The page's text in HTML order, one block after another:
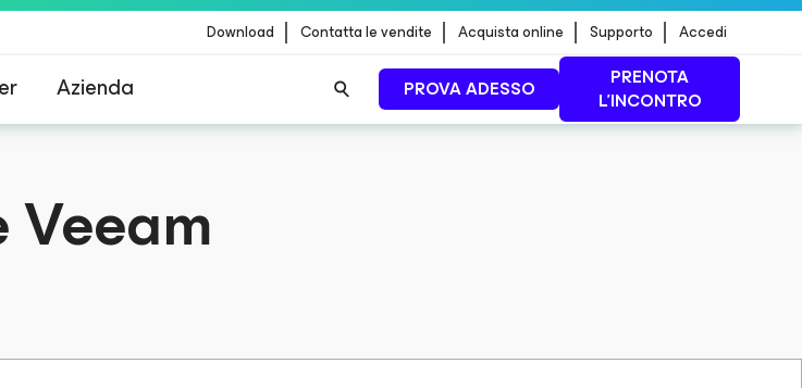
Download Contatta le vendite Acquista online Supporto Accedi
Azienda PROVA ADESSO
PRENOTA
L'INCONTRO
CrowdStrike